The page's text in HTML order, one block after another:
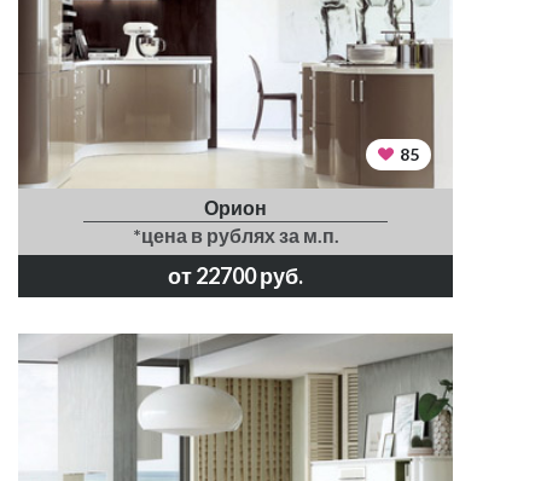
85
Орион
*цена в рублях за м.п.
от 22700 руб.